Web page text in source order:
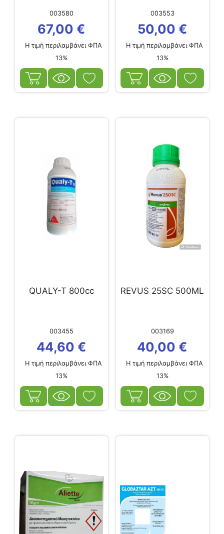
003580
67,00 €
Η τιμή περιλαμβάνει ΦΠΑ
13%
003553
50,00 €
Η τιμή περιλαμβάνει ΦΠΑ
13%
QUALY-T 800cc
003455
44,60 €
Η τιμή περιλαμβάνει ΦΠΑ
13%
REVUS 25SC 500ML
003169
40,00 €
Η τιμή περιλαμβάνει ΦΠΑ
13%